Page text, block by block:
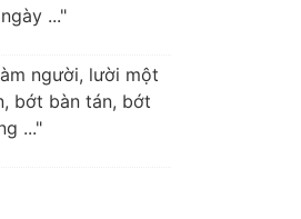
..."
người, lười một
bớt bàn tán, bớt
..."